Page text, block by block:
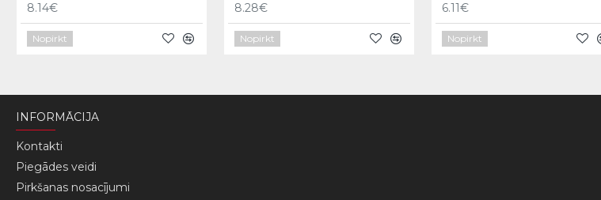
8.14€
Nopirkt
8.28€
Nopirkt
6.11€
Nopirkt
INFORMĀCIJA
Kontakti
Piegādes veidi
Pirkšanas nosacījumi